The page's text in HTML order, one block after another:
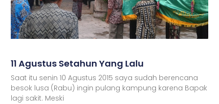
11 Agustus Setahun Yang Lalu
Saat itu senin 10 Agustus 2015 saya sudah berencana
besok lusa (Rabu) ingin pulang kampung karena Bapak
lagi sakit. Meski